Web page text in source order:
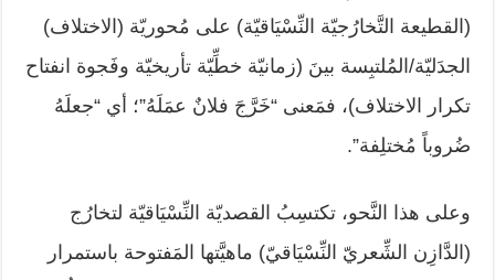
(القطيعة التَّخارُجيّة النِّسْيَاقيّة) على مُحوريّة (الاختلاف)
الجدَليّة/المُلتبِسة بينَ (زمانيّة خطِّيّة تأريخيّة وفَجوة انفتاح
تكرار الاختلاف)، فمَعنى “خَرَّجَ فلانٌ عمَلَهُ”؛ أي “جعلَهُ
ضُروباً مُختلِفة”.
وعلى هذا النَّحو، تكتسِبُ القصديّة النِّسْيَاقيّة لتخارُج
(الدَّازِن الشِّعريّ النِّسْيَاقيّ) ماهيَّتها المَفتوحة باستمرار